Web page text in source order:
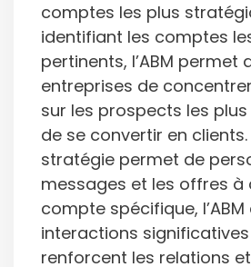
comptes les plus
identifiant les comptes
pertinents, l’ABM permet
entreprises de
sur les prospects les
de se convertir en
stratégie permet de
messages et les offres à
compte spécifique,
interactions
renforcent les relations